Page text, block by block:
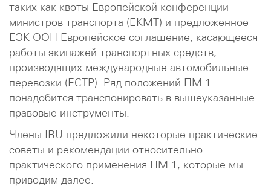
таких как квоты Европейской конференции
министров транспорта (ЕКМТ) и предложенное
ЕЭК ООН Европейское соглашение, касающееся
работы экипажей транспортных средств,
производящих международные автомобильные
перевозки (ЕСТР). Ряд положений ПМ 1
понадобится транспонировать в вышеуказанные
правовые инструменты.
Члены IRU предложили некоторые практические
советы и рекомендации относительно
практического применения ПМ 1, которые мы
приводим далее.